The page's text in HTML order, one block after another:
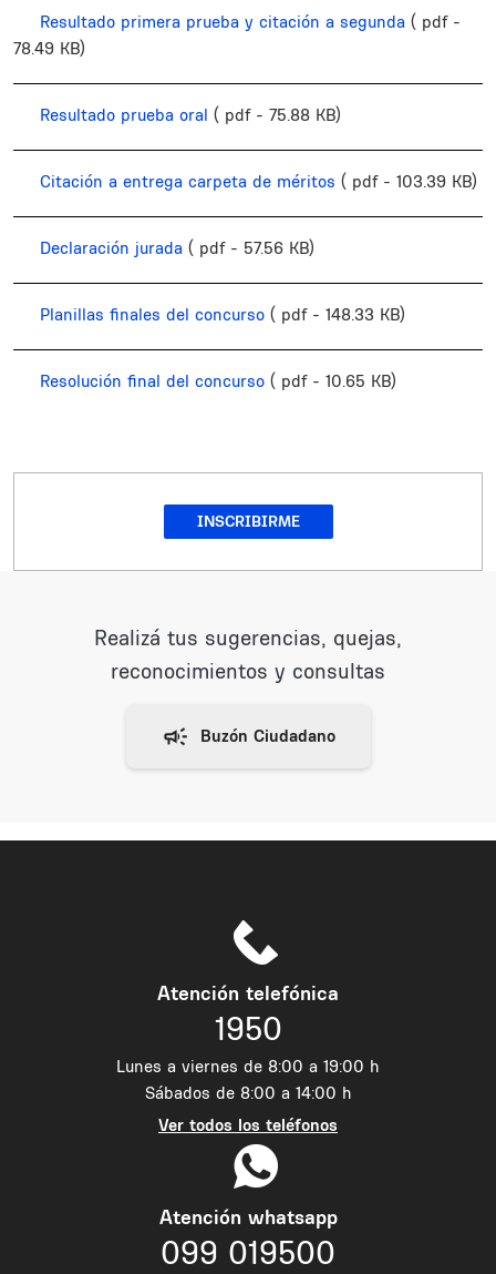
Resultado primera prueba y citación a segunda ( pdf -
78.49 KB)
Resultado prueba oral ( pdf - 75.88 KB)
Citación a entrega carpeta de méritos ( pdf - 103.39 KB)
Declaración jurada ( pdf - 57.56 KB)
Planillas finales del concurso ( pdf - 148.33 KB)
Resolución final del concurso ( pdf - 10.65 KB)
INSCRIBIRME
Realizá tus sugerencias, quejas,
reconocimientos y consultas
Atención telefónica
1950
Lunes a viernes de 8:00 a 19:00 h
Sábados de 8:00 a 14:00 h
Ver todos los teléfonos
Atención whatsapp
099 019500